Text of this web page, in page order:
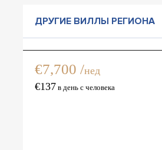
ДРУГИЕ ВИЛЛЫ РЕГИОНА
Вилла Дора 2
€7,700 /нед
€137 в день с человека